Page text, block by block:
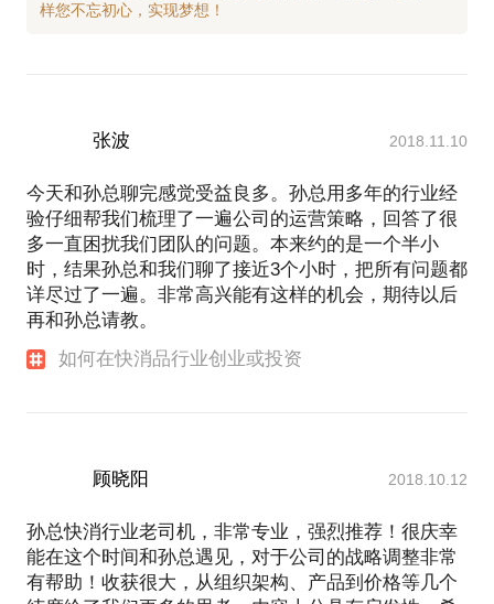
张波 2018.11.10
今天和孙总聊完感觉受益良多。孙总用多年的行业经
验仔细帮我们梳理了一遍公司的运营策略，回答了很
多一直困扰我们团队的问题。本来约的是一个半小
时，结果孙总和我们聊了接近3个小时，把所有问题都
详尽过了一遍。非常高兴能有这样的机会，期待以后
再和孙总请教。
如何在快消品行业创业或投资
顾晓阳 2018.10.12
孙总快消行业老司机，非常专业，强烈推荐！很庆幸
能在这个时间和孙总遇见，对于公司的战略调整非常
有帮助！收获很大，从组织架构、产品到价格等几个